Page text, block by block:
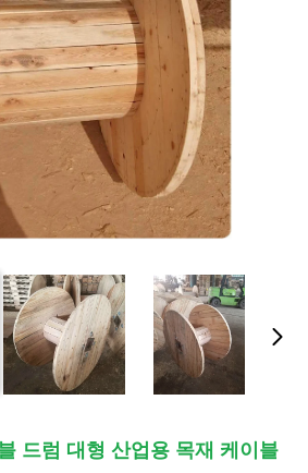
드럼 대형 산업용 목재 케이블